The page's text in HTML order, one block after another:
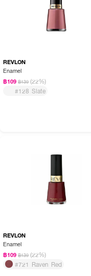
REVLON
Enamel
฿109 ฿139 (22%)
#128 Slate
REVLON
Enamel
฿109 ฿139 (22%)
#721 Raven Red